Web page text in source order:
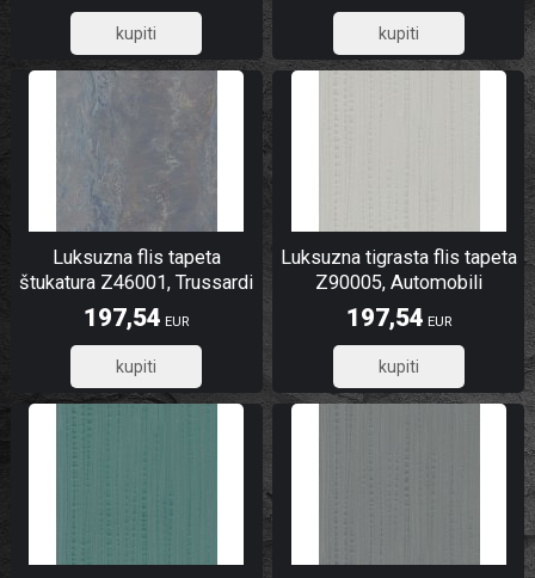
158,03 158,03
Luksuzna flis tapeta
štukatura Z46001, Trussardi
6 | Ljepilo besplatno
197,54 EUR
158,03
Luksuzna tigrasta flis tapeta
Z90005, Automobili
Lamborghini 2 | Ljepilo
besplatno
197,54 EUR
158,03